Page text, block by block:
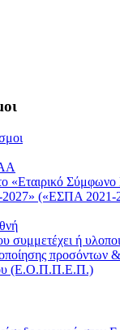
«Εταιρικό Σύμφωνο
2027» («ΕΣΠΑ 2021-
συμμετέχει ή
προσόντων
(Ε.Ο.Π.Π.Ε.Π.)